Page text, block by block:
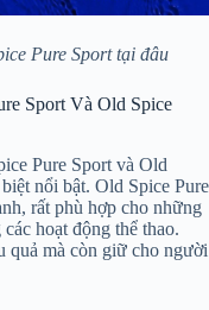
Pure Sport tại đâu
Sport Và Old Spice
Pure Sport và Old
nổi bật. Old Spice Pure
rất phù hợp cho những
hoạt động thể thao.
quả mà còn giữ cho người